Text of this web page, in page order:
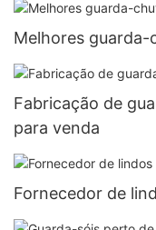
Melhores guarda-
Fabricação de
para venda
Fornecedor de